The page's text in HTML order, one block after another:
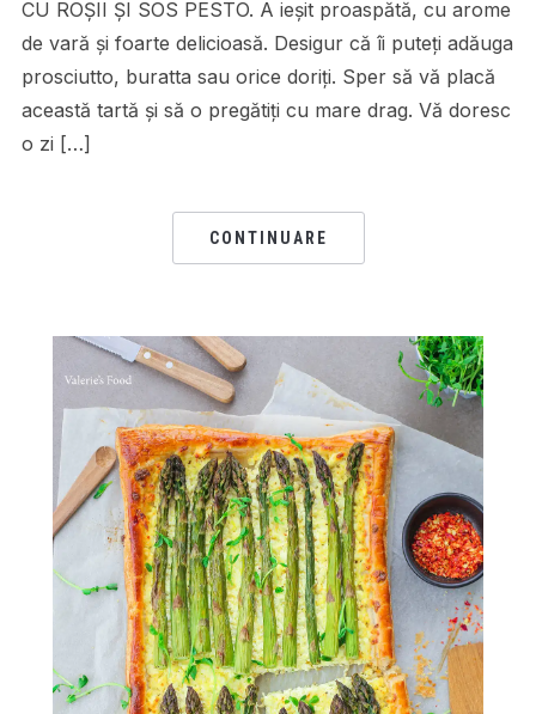
CU ROȘII ȘI SOS PESTO. A ieșit proaspătă, cu arome
de vară și foarte delicioasă. Desigur că îi puteți adăuga
prosciutto, buratta sau orice doriți. Sper să vă placă
această tartă și să o pregătiți cu mare drag. Vă doresc
o zi […]
CONTINUARE